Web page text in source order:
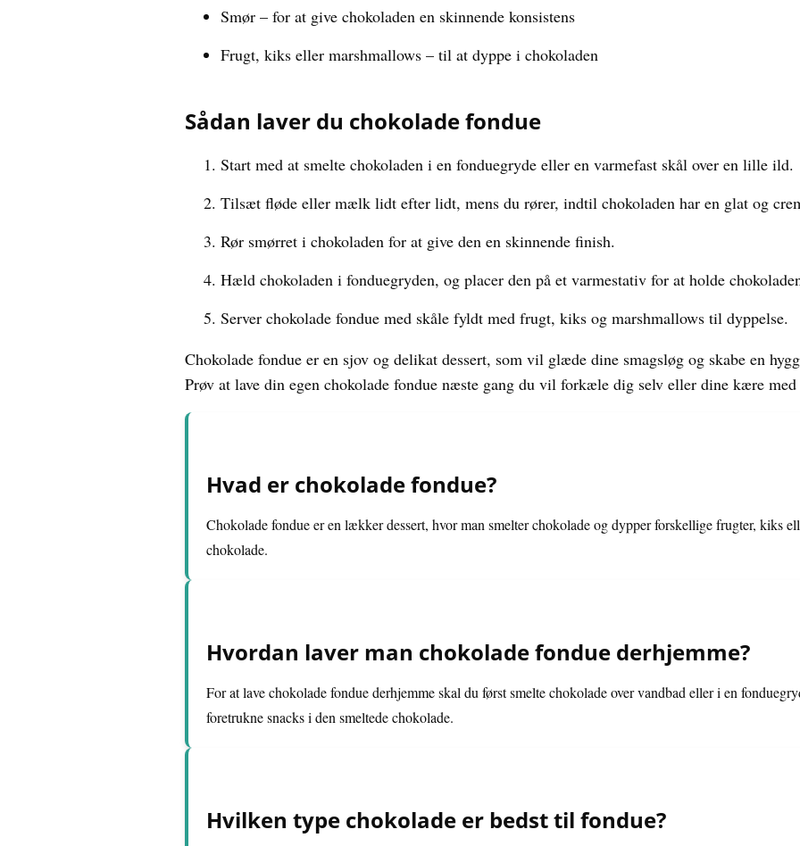
Smør – for at give chokoladen en skinnende konsistens
Frugt, kiks eller marshmallows – til at dyppe i chokoladen
Sådan laver du chokolade fondue
Start med at smelte chokoladen i en fonduegryde eller en varmefast skål over en lille ild.
Tilsæt fløde eller mælk lidt efter lidt, mens du rører, indtil chokoladen har en glat og
Rør smørret i chokoladen for at give den en skinnende finish.
Hæld chokoladen i fonduegryden, og placer den på et varmestativ for at holde
Server chokolade fondue med skåle fyldt med frugt, kiks og marshmallows til dyppelse.
Chokolade fondue er en sjov og delikat dessert, som vil glæde dine smagsløg og skabe en
Prøv at lave din egen chokolade fondue næste gang du vil forkæle dig selv eller dine kære
Hvad er chokolade fondue?
Chokolade fondue er en lækker dessert, hvor man smelter chokolade og dypper forskellige frugter, kiks
chokolade.
Hvordan laver man chokolade fondue derhjemme?
For at lave chokolade fondue derhjemme skal du først smelte chokolade over vandbad eller i en
foretrukne snacks i den smeltede chokolade.
Hvilken type chokolade er bedst til fondue?